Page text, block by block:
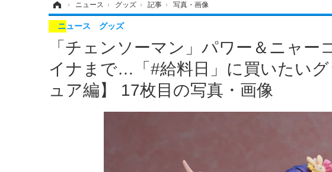
› ニュース › グッズ › 記事 › 写真・画像
「チェンソーマン」パワー＆ニャー
イナまで…「#給料日」に買いたい
ュア編】 17枚目の写真・画像
ニュース グッズ